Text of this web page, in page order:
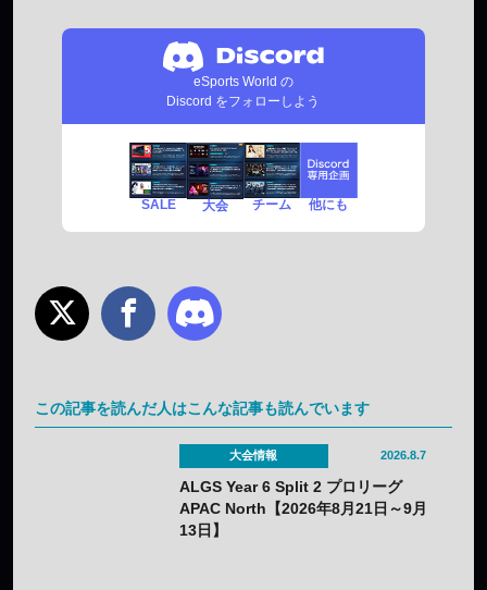
eSports World の
Discord をフォローしよう
SALE 大会 チーム 他にも
この記事を読んだ人はこんな記事も読んでいます
大会情報 2026.8.7
ALGS Year 6 Split 2 プロリーグ
APAC North【2026年8月21日～9月
13日】